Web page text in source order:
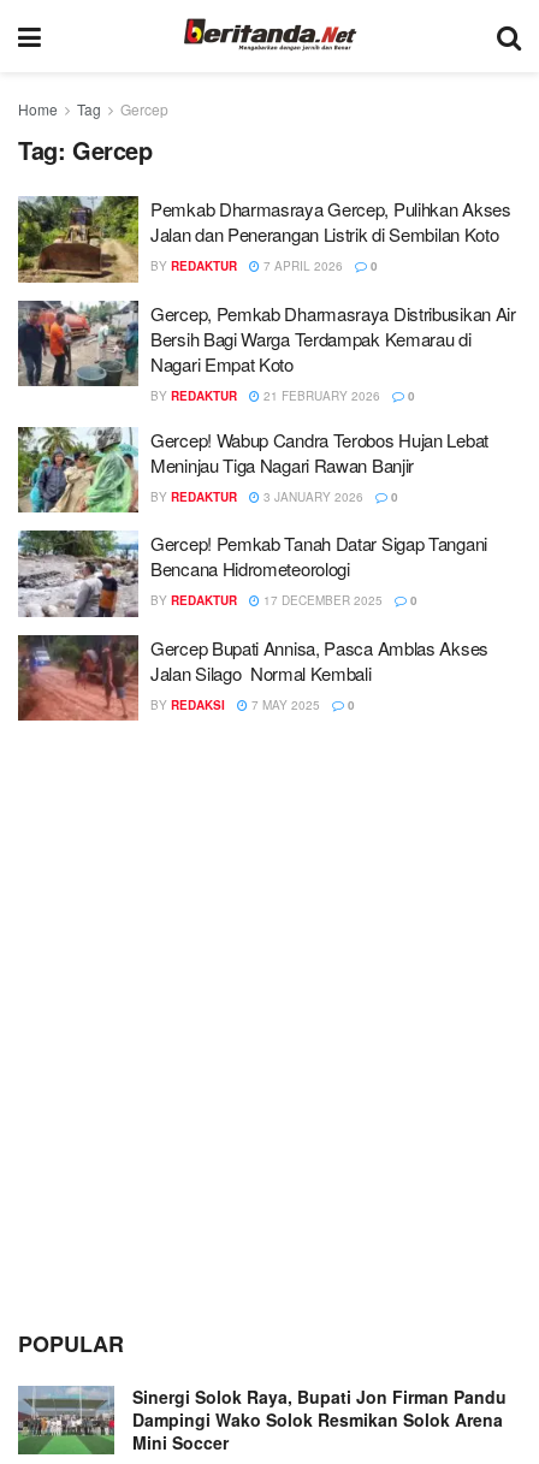
Home Tag Gercep
Tag: Gercep
Pemkab Dharmasraya Gercep, Pulihkan Akses
Jalan dan Penerangan Listrik di Sembilan Koto
BY REDAKTUR 7 APRIL 2026 0
Gercep, Pemkab Dharmasraya Distribusikan Air
Bersih Bagi Warga Terdampak Kemarau di
Nagari Empat Koto
BY REDAKTUR 21 FEBRUARY 2026 0
Gercep! Wabup Candra Terobos Hujan Lebat
Meninjau Tiga Nagari Rawan Banjir
BY REDAKTUR 3 JANUARY 2026 0
Gercep! Pemkab Tanah Datar Sigap Tangani
Bencana Hidrometeorologi
BY REDAKTUR 17 DECEMBER 2025 0
Gercep Bupati Annisa, Pasca Amblas Akses
Jalan Silago Normal Kembali
BY REDAKSI 7 MAY 2025 0
POPULAR
Sinergi Solok Raya, Bupati Jon Firman Pandu
Dampingi Wako Solok Resmikan Solok Arena
Mini Soccer